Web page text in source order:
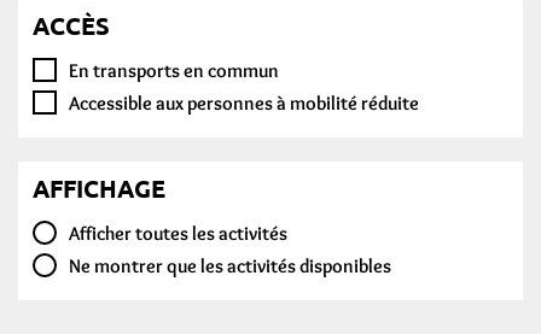
ACCÈS
En transports en commun
Accessible aux personnes à mobilité réduite
AFFICHAGE
Afficher toutes les activités
Ne montrer que les activités disponibles